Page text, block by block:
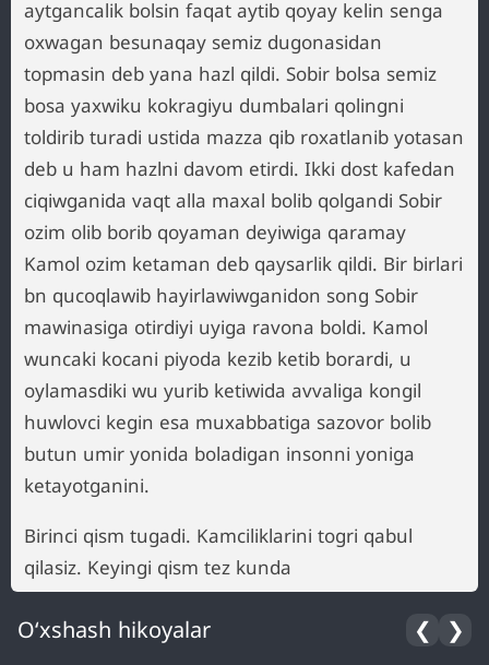
aytgancalik bolsin faqat aytib qoyay kelin senga
oxwagan besunaqay semiz dugonasidan
topmasin deb yana hazl qildi. Sobir bolsa semiz
bosa yaxwiku kokragiyu dumbalari qolingni
toldirib turadi ustida mazza qib roxatlanib yotasan
deb u ham hazlni davom etirdi. Ikki dost kafedan
ciqiwganida vaqt alla maxal bolib qolgandi Sobir
ozim olib borib qoyaman deyiwiga qaramay
Kamol ozim ketaman deb qaysarlik qildi. Bir birlari
bn qucoqlawib hayirlawiwganidon song Sobir
mawinasiga otirdiyi uyiga ravona boldi. Kamol
wuncaki kocani piyoda kezib ketib borardi, u
oylamasdiki wu yurib ketiwida avvaliga kongil
huwlovci kegin esa muxabbatiga sazovor bolib
butun umir yonida boladigan insonni yoniga
ketayotganini.
Birinci qism tugadi. Kamciliklarini togri qabul
qilasiz. Keyingi qism tez kunda
O‘xshash hikoyalar ❮ ❯